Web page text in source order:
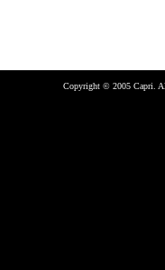
Copyright © 2005 Capri.